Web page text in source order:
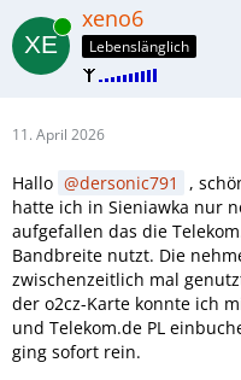
Online xeno6
Lebenslänglich
11. April 2026
Hallo dersonic791
,
hatte ich in Sieniawka nur
aufgefallen das die
Bandbreite nutzt. Die
zwischenzeitlich mal
der o2cz-Karte konnte ich
und Telekom.de PL
ging sofort rein.